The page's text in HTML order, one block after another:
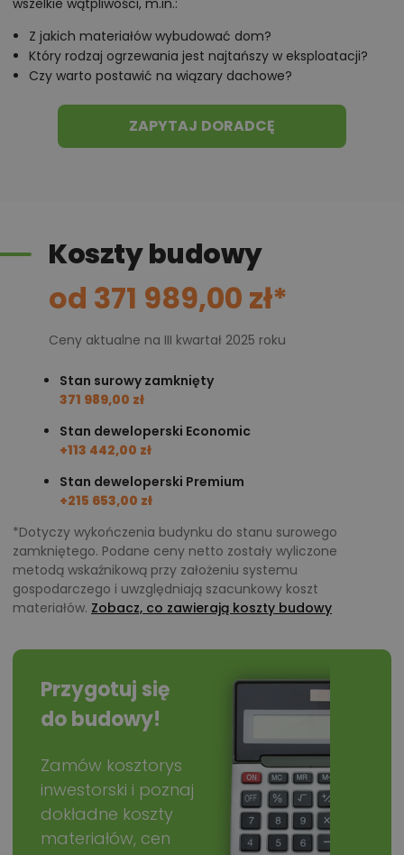
wszelkie wątpliwości, m.in.:
Z jakich materiałów wybudować dom?
Który rodzaj ogrzewania jest najtańszy w eksploatacji?
Czy warto postawić na wiązary dachowe?
ZAPYTAJ DORADCĘ
Koszty budowy
od 371 989,00 zł*
Ceny aktualne na III kwartał 2025 roku
Stan surowy zamknięty
371 989,00 zł
Stan deweloperski Economic
+113 442,00 zł
Stan deweloperski Premium
+215 653,00 zł
*Dotyczy wykończenia budynku do stanu surowego
zamkniętego. Podane ceny netto zostały wyliczone
metodą wskaźnikową przy założeniu systemu
gospodarczego i uwzględniają szacunkowy koszt
materiałów. Zobacz, co zawierają koszty budowy
Przygotuj się
do budowy!
Zamów kosztorys
inwestorski i poznaj
dokładne koszty
materiałów, cen